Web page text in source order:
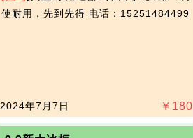
使耐用，先到先得​‌‌ 电话：15251484499
￥ 180
2024年7月7日